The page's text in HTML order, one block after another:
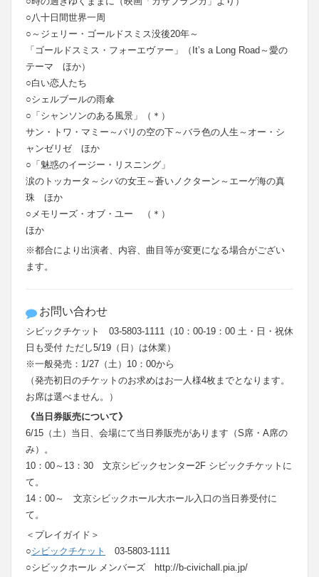
○八十日間世界一周
○～ジェリー・ゴールドスミス没後20年～
「ゴールドスミス・フォーエヴァー」（It’s a Long Road～愛の
テーマ ほか）
○白い恋人たち
○シェルブールの雨傘
○「シャンソンのある風景」（＊）
サン・トワ・マミー～パリの空の下～バラ色の人生～オー・シ
ャンゼリゼ ほか
○「魅惑のイージー・リスニング」
涙のトッカータ～シバの女王～蒼いノクターン～エーゲ海の真
珠 ほか
○メモリーズ・オブ・ユー （＊）
ほか
※都合により出演者、内容、曲目等が変更になる場合がござい
ます。
お問い合わせ
シビックチケット 03-5803-1111（10：00-19：00 土・日・祝休
日も受付 ただし5/19（日）は休業）
※一般発売：1/27（土）10：00から
（発売初日のチケットのお求めはお一人様4枚までとなります。
お席は選べません。）
《当日券販売について》
6/15（土）当日、会場にて当日券販売があります（S席・A席の
み）。
10：00～13：30 文京シビックセンター2F シビックチケットに
て。
14：00～ 文京シビックホール大ホール入口の当日券受付に
て。
＜プレイガイド＞
○シビックチケット
03-5803-1111
○シビックホール メンバーズ http://b-civichall.pia.jp/